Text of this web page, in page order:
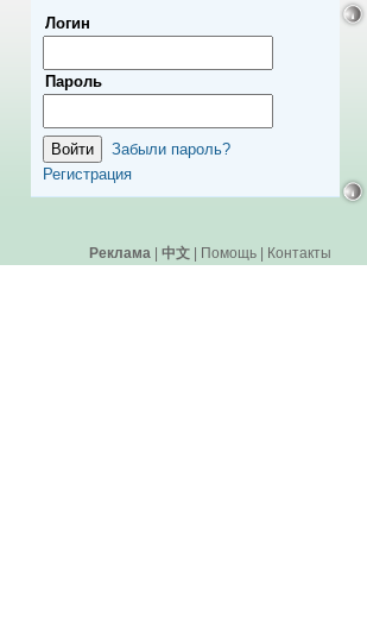
Логин
Пароль
Забыли пароль?
Регистрация
Реклама | 中文 | Помощь | Контакты